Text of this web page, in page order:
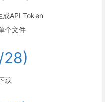
成API Token
个文件
28)
载